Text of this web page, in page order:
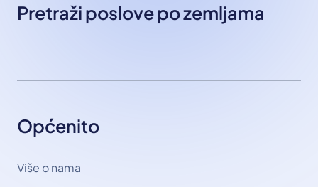
Pretraži poslove po zemljama
Općenito
Više o nama